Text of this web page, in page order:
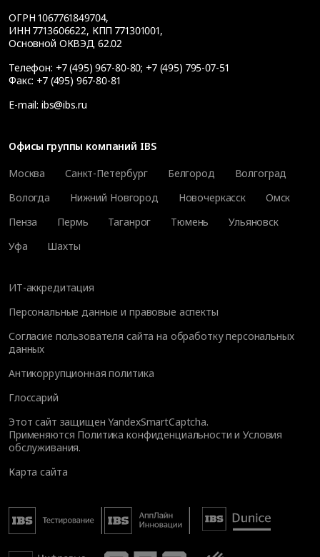
ОГРН 1067761849704,
ИНН 7713606622, КПП 771301001,
Основной ОКВЭД 62.02
Телефон: +7 (495) 967-80-80; +7 (495) 795-07-51
Факс: +7 (495) 967-80-81
E-mail: ibs@ibs.ru
Офисы группы компаний IBS
Москва
Санкт-Петербург Белгород
Волгоград
Вологда
Нижний Новгород Новочеркасск
Омск
Пенза
Пермь Таганрог Тюмень
Ульяновск
Уфа
Шахты
ИТ-аккредитация
Персональные данные и правовые аспекты
Согласие пользователя сайта на обработку персональных
данных
Антикоррупционная политика
Глоссарий
Этот сайт защищен YandexSmartCaptcha.
Применяются Политика конфиденциальности иУсловия
обслуживания.
Карта сайта